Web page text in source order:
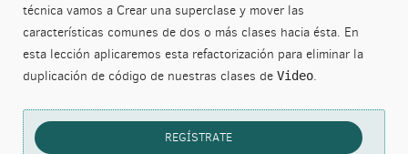
técnica vamos a Crear una superclase y mover las
características comunes de dos o más clases hacia ésta. En
esta lección aplicaremos esta refactorización para eliminar la
duplicación de código de nuestras clases de Video.
REGÍSTRATE